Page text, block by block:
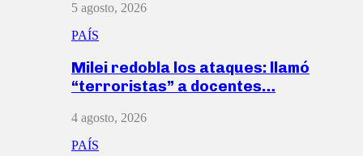
5 agosto, 2026
PAÍS
Milei redobla los ataques: llamó
“terroristas” a docentes…
4 agosto, 2026
PAÍS